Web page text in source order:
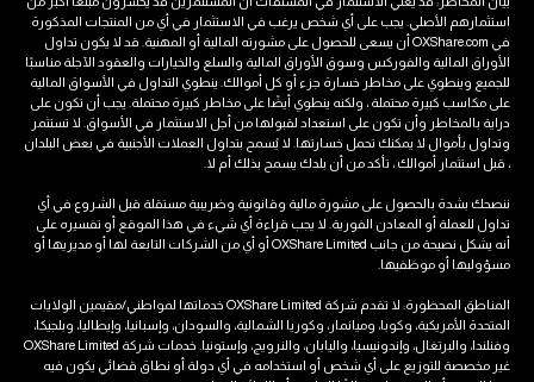
استثمارهم الأصلي. يجب على أي شخص يرغب في الاستثمار في أي من المنتجات المذكورة
في OXShare.com أن يسعى للحصول على مشورته المالية أو المهنية. قد لا يكون تداول
الأوراق المالية والفوركس وسوق الأوراق المالية والسلع والخيارات والعقود الآجلة مناسبًا
للجميع وينطوي على مخاطر خسارة جزء أو كل أموالك. ينطوي التداول في الأسواق المالية
على مكاسب كبيرة محتملة ، ولكنه ينطوي أيضًا على مخاطر كبيرة محتملة. يجب أن تكون على
دراية بالمخاطر وأن تكون على استعداد لقبولها من أجل الاستثمار في الأسواق. لا تستثمر
وتداول بأموال لا يمكنك تحمل خسارتها. لا يُسمح بتداول العملات الأجنبية في بعض البلدان
، قبل استثمار أموالك ، تأكد من أن بلدك يسمح بذلك أم لا.
ننصحك بشدة بالحصول على مشورة مالية وقانونية وضريبية مستقلة قبل الشروع في أي
تداول للعملة أو المعادن الفورية. لا يجب قراءة أي شيء في هذا الموقع أو تفسيره على
أنه يشكل نصيحة من جانب OXShare Limited أو أي من الشركات التابعة لها أو مديريها أو
مسؤوليها أو موظفيها.
المناطق المحظورة: لا تقدم شركة OXShare Limited خدماتها لمواطني/مقيمين الولايات
المتحدة الأمريكية، وكوبا، وميانمار، وكوريا الشمالية، والسودان، وإسبانيا، وإيطاليا، وبلجيكا،
وفنلندا، والبرتغال، وإندونيسيا، واليابان، والنرويج، وإستونيا. خدمات شركة OXShare Limited
غير مخصصة للتوزيع على أي شخص أو استخدامه في أي دولة أو نطاق قضائي يكون فيه